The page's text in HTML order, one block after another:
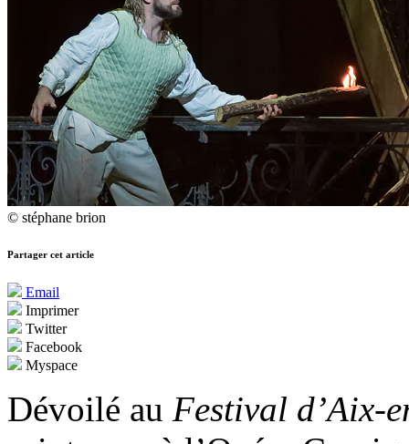
© stéphane brion
Partager cet article
Email
Imprimer
Twitter
Facebook
Myspace
Dévoilé au Festival d’Aix-